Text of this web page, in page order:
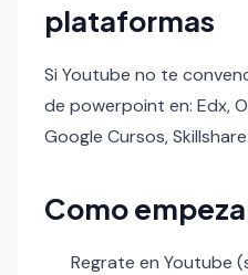
plataformas
Si Youtube no te
de powerpoint en: Edx,
Google Cursos, Skillshare.
Como
Regrate en Youtube